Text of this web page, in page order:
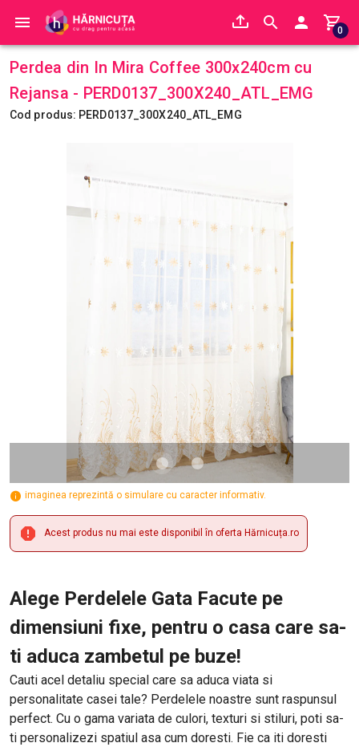
0
Perdea din In Mira Coffee 300x240cm cu
Rejansa - PERD0137_300X240_ATL_EMG
Cod produs: PERD0137_300X240_ATL_EMG
imaginea reprezintă o simulare cu caracter informativ.
Acest produs nu mai este disponibil în oferta Hărnicuța.ro
Alege Perdelele Gata Facute pe
dimensiuni fixe, pentru o casa care sa-
ti aduca zambetul pe buze!
Cauti acel detaliu special care sa aduca viata si
personalitate casei tale? Perdelele noastre sunt raspunsul
perfect. Cu o gama variata de culori, texturi si stiluri, poti sa-
ti personalizezi spatiul asa cum doresti. Fie ca iti doresti